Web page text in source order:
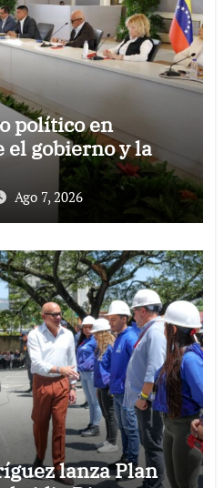
político en
el gobierno y la
Ago 7, 2026
lanza Plan